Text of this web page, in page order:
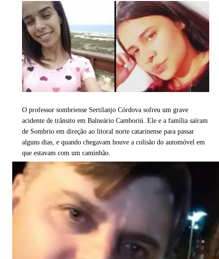
O professor sombriense Sertilanjo Córdova sofreu um grave
acidente de trânsito em Balneário Camboriú. Ele e a família saíram
de Sombrio em direção ao litoral norte catarinense para passar
alguns dias, e quando chegavam houve a colisão do automóvel em
que estavam com um caminhão.